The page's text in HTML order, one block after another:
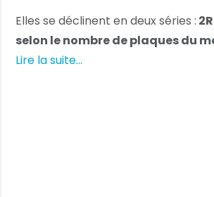
Elles se déclinent en deux séries :
selon le nombre de plaques du
Lire la suite...